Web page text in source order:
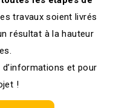
travaux soient livrés
résultat à la hauteur
et pour
!